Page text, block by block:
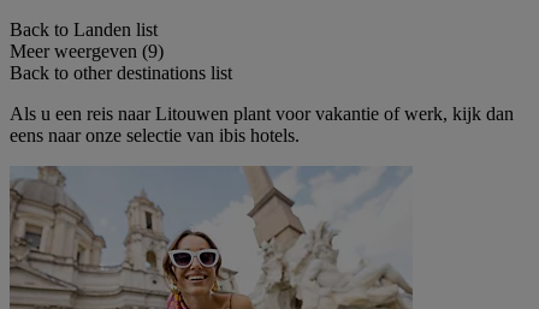
Back to Landen list
Meer weergeven (9)
Back to other destinations list
Als u een reis naar Litouwen plant voor vakantie of werk, kijk dan
eens naar onze selectie van ibis hotels.